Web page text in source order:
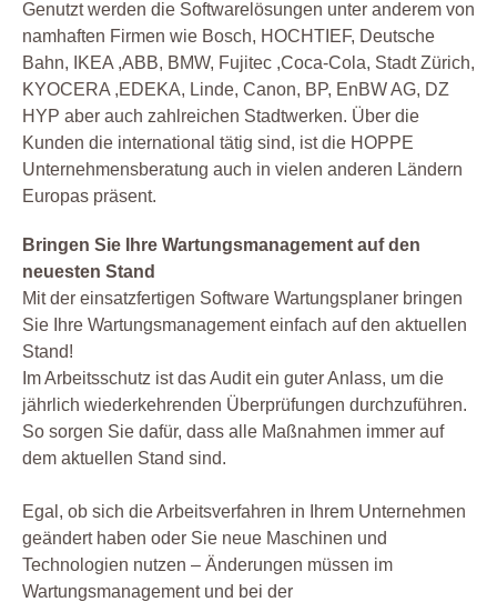
Genutzt werden die Softwarelösungen unter anderem von
namhaften Firmen wie Bosch, HOCHTIEF, Deutsche
Bahn, IKEA ,ABB, BMW, Fujitec ,Coca-Cola, Stadt Zürich,
KYOCERA ,EDEKA, Linde, Canon, BP, EnBW AG, DZ
HYP aber auch zahlreichen Stadtwerken. Über die
Kunden die international tätig sind, ist die HOPPE
Unternehmensberatung auch in vielen anderen Ländern
Europas präsent.
Bringen Sie Ihre Wartungsmanagement auf den
neuesten Stand
Mit der einsatzfertigen Software Wartungsplaner bringen
Sie Ihre Wartungsmanagement einfach auf den aktuellen
Stand!
Im Arbeitsschutz ist das Audit ein guter Anlass, um die
jährlich wiederkehrenden Überprüfungen durchzuführen.
So sorgen Sie dafür, dass alle Maßnahmen immer auf
dem aktuellen Stand sind.
Egal, ob sich die Arbeitsverfahren in Ihrem Unternehmen
geändert haben oder Sie neue Maschinen und
Technologien nutzen – Änderungen müssen im
Wartungsmanagement und bei der